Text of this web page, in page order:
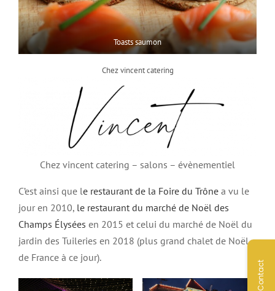
Toasts saumon
Chez vincent catering
Chez vincent catering – salons – évènementiel
C’est ainsi que le restaurant de la Foire du Trône a vu le
jour en 2010, le restaurant du marché de Noël des
Champs Élysées en 2015 et celui du marché de Noël du
jardin des Tuileries en 2018 (plus grand chalet de Noël
de France à ce jour).
Contact